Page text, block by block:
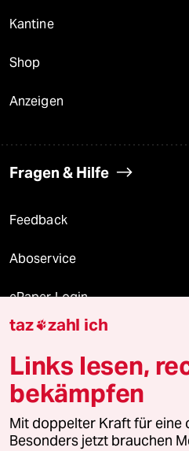
Kantine
Shop
Anzeigen
Fragen & Hilfe
Feedback
Aboservice
ePaper Login
Downloads für Abonnierende
© 2026 taz Verlags und
Alle Rechte vorbehalten. Bei
wenden Sie sich bitte an
taz zahl ich
Links lesen,
bekämpfen
Mit doppelter Kraft für eine
Besonders jetzt brauchen